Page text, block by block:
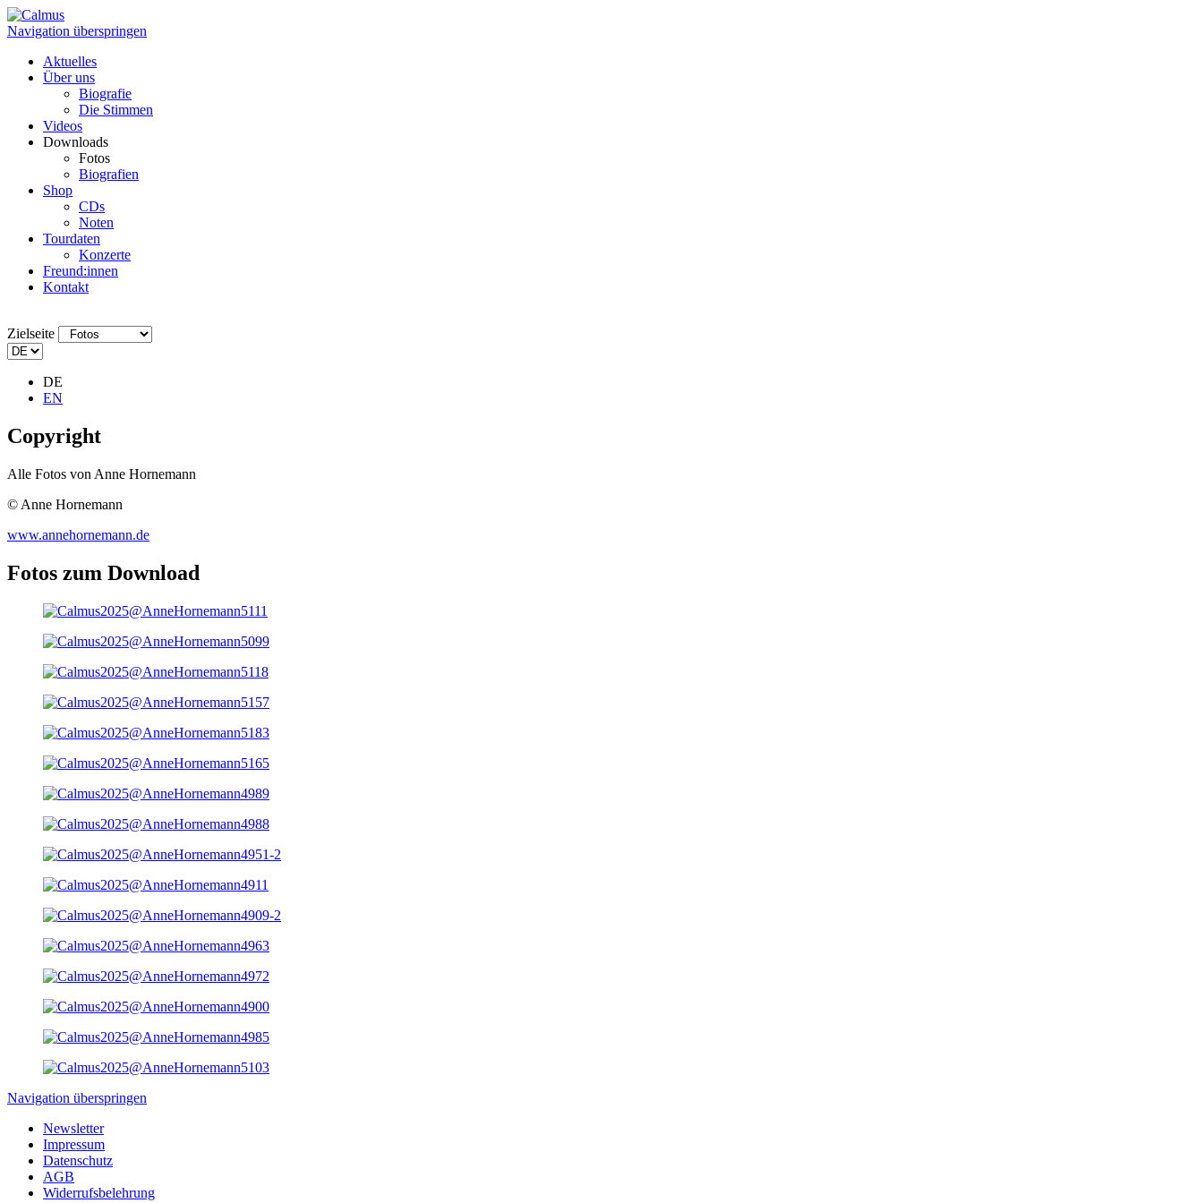
Navigation überspringen
Aktuelles
Über uns
Biografie
Die Stimmen
Videos
Downloads
Fotos
Biografien
Shop
CDs
Noten
Tourdaten
Konzerte
Freund:innen
Kontakt
Zielseite
DE
EN
Copyright
Alle Fotos von Anne Hornemann
© Anne Hornemann
www.annehornemann.de
Fotos zum Download
Navigation überspringen
Newsletter
Impressum
Datenschutz
AGB
Widerrufsbelehrung